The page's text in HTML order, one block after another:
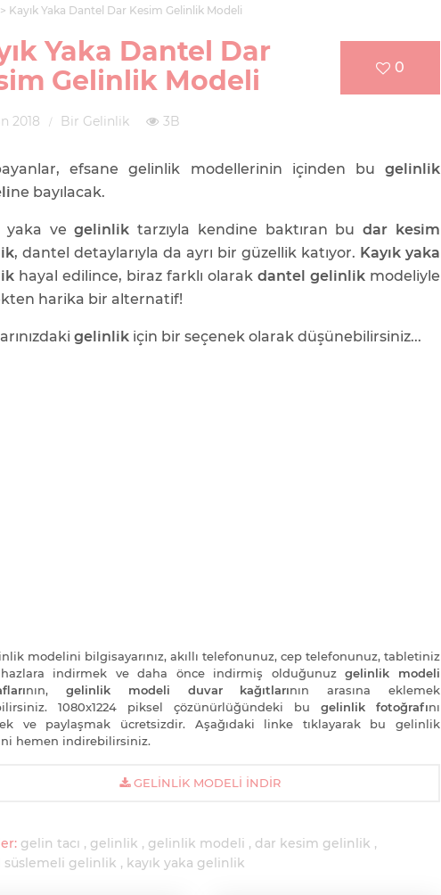
Kayık Yaka Dantel Dar Kesim Gelinlik Modeli
Yaka Dantel Dar
Gelinlik Modeli
0
2018 Bir Gelinlik 3B
efsane gelinlik modellerinin içinden bu gelinlik
ne bayılacak.
yaka vegelinlik tarzıyla kendine baktıran budar kesim
, dantel detaylarıyla da ayrı bir güzellik katıyor. Kayık yaka
hayal edilince, biraz farklı olarak dantel gelinlik modeliyle
harika bir alternatif!
gelinlik için bir seçenek olarak düşünebilirsiniz...
modelini bilgisayarınız, akıllı telefonunuz, cep telefonunuz, tabletiniz
indirmek ve daha önce indirmiş olduğunuzgelinlik modeli
nın, gelinlik modeli duvar kağıtlarının arasına eklemek
1080x1224 piksel çözünürlüğündeki bu gelinlik fotoğrafını
ve paylaşmak ücretsizdir. Aşağıdaki linke tıklayarak bu gelinlik
hemen indirebilirsiniz.
GELINLIK MODELI İNDIR
gelin tacı gelinlik gelinlik modeli
dar kesim gelinlik
süslemeli gelinlik
kayık yaka gelinlik